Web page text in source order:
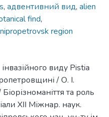
, адвентивний вид, alien
find,
region
виду Pistia
/ О. І.
та роль
ХII Міжнар. наук.